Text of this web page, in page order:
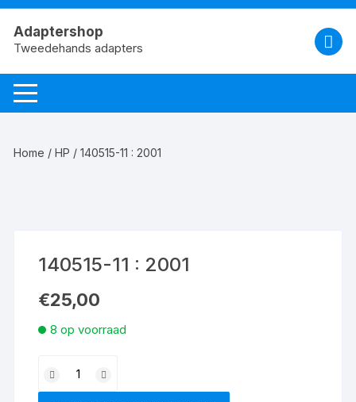
Spring
naarAdaptershop
Tweedehands adapters
Home /HP / 140515-11 : 2001
140515-11 : 2001
€25,00
8 op voorraad